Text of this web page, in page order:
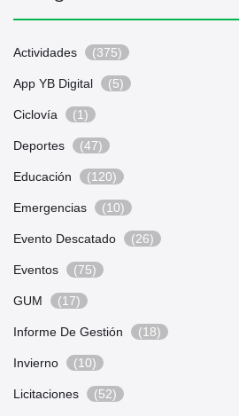
Actividades (375)
App YB Digital (5)
Ciclovía (1)
Deportes (47)
Educación (120)
Emergencias (10)
Evento Descatado (26)
Eventos (75)
GUM (17)
Informe De Gestión (18)
Invierno (10)
Licitaciones (52)